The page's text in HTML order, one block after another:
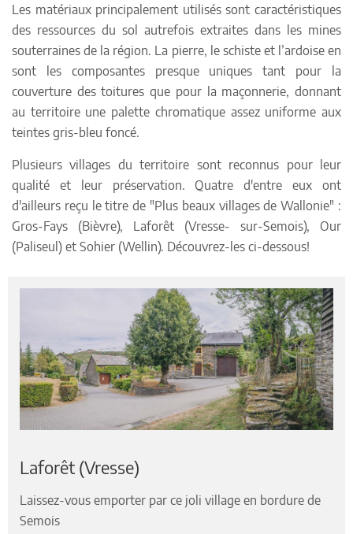
Les matériaux principalement utilisés sont caractéristiques
des ressources du sol autrefois extraites dans les mines
souterraines de la région. La pierre, le schiste et l’ardoise en
sont les composantes presque uniques tant pour la
couverture des toitures que pour la maçonnerie, donnant
au territoire une palette chromatique assez uniforme aux
teintes gris-bleu foncé.
Plusieurs villages du territoire sont reconnus pour leur
qualité et leur préservation. Quatre d'entre eux ont
d'ailleurs reçu le titre de "Plus beaux villages de Wallonie" :
Gros-Fays (Bièvre), Laforêt (Vresse- sur-Semois), Our
(Paliseul) et Sohier (Wellin). Découvrez-les ci-dessous!
Laforêt (Vresse)
Laissez-vous emporter par ce joli village en bordure de
Semois